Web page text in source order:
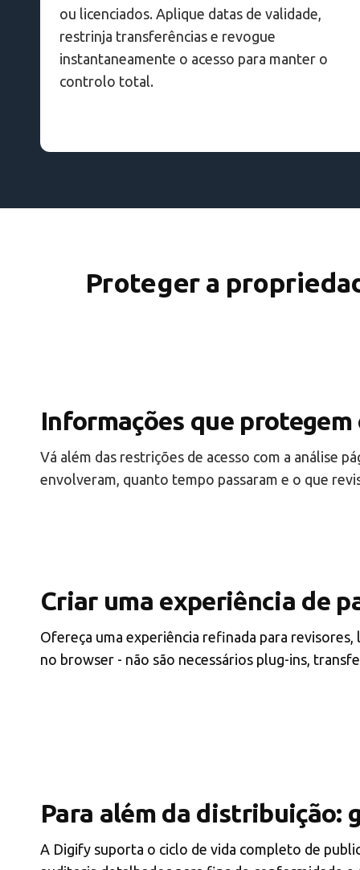
ou licenciados. Aplique datas de validade,
restrinja transferências e revogue
instantaneamente o acesso para manter o
controlo total.
Proteger a
Informações que
Vá além das restrições de acesso com a análise
envolveram, quanto tempo passaram e o que
Criar uma experiência de
Ofereça uma experiência refinada para
no browser - não são necessários plug-ins,
Para além da distribuição:
A Digify suporta o ciclo de vida completo de